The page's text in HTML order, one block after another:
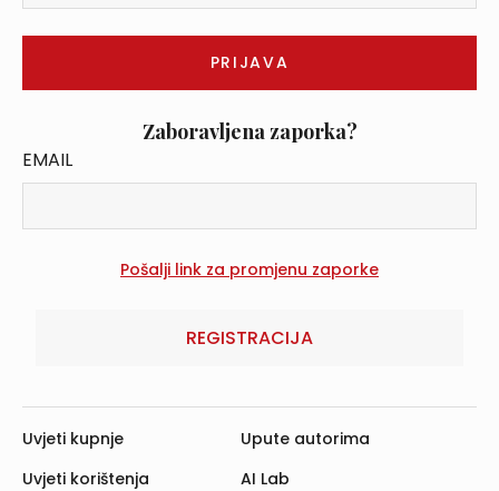
Zaboravljena zaporka?
EMAIL
REGISTRACIJA
Uvjeti kupnje
Uvjeti korištenja
Upute autorima
AI Lab